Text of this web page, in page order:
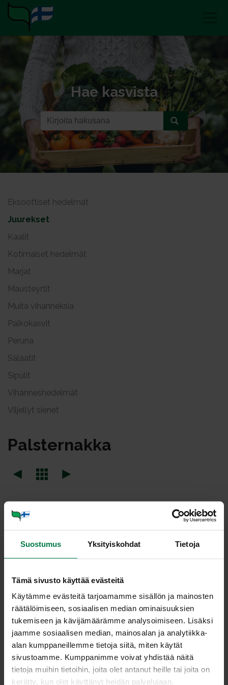
Suostumus Yksityiskohdat Tietoja
Tämä sivusto käyttää evästeitä
Käytämme evästeitä tarjoamamme sisällön ja mainosten
räätälöimiseen, sosiaalisen median ominaisuuksien
tukemiseen ja kävijämäärämme analysoimiseen. Lisäksi
jaamme sosiaalisen median, mainosalan ja analytiikka-
alan kumppaneillemme tietoja siitä, miten käytät
sivustoamme. Kumppanimme voivat yhdistää näitä
tietoja muihin tietoihin, joita olet antanut heille tai joita on
kerätty, kun olet käyttänyt heidän palvelujaan.
Hae kasvista
Eksoottiset hedelmät
Juurekset
Kaalit
Kotimaiset hedelmät
Marjat
Mausteyrtit
Muita vihanneksia
Palkokasvit
Peruna
Salaatit
Sipulit
Vihanneshedelmät
Viljellyt sienet
Pals­ter­nak­ka
PALS­TER­NAK­KA (Pas­ti­na­ca sa­